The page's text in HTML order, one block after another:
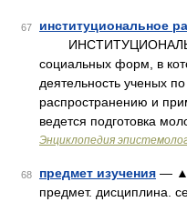
67 институциональное
социальных форм, в
деятельность ученых
распространению и
ведется подготовка
Энциклопедия
68 предмет изучения — ▲
предмет. дисциплина.